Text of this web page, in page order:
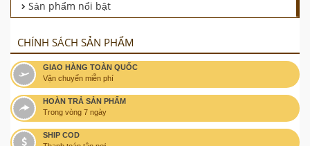
Sản phẩm nổi bật
CHÍNH SÁCH SẢN PHẨM
GIAO HÀNG TOÀN QUỐC
Vận chuyển miễn phí
HOÀN TRẢ SẢN PHẨM
Trong vòng 7 ngày
SHIP COD